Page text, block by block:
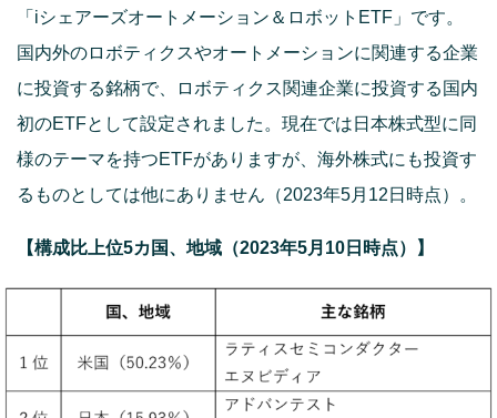
「iシェアーズオートメーション＆ロボットETF」です。
国内外のロボティクスやオートメーションに関連する企業
に投資する銘柄で、ロボティクス関連企業に投資する国内
初のETFとして設定されました。現在では日本株式型に同
様のテーマを持つETFがありますが、海外株式にも投資す
るものとしては他にありません（2023年5月12日時点）。
【構成比上位5カ国、地域（2023年5月10日時点）】